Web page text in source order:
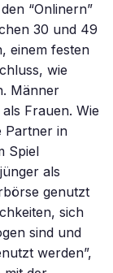
“Onlinern”
30 und 49
einem festen
wie
Männer
Frauen. Wie
Partner in
Spiel
als
genutzt
sich
sind und
werden”,